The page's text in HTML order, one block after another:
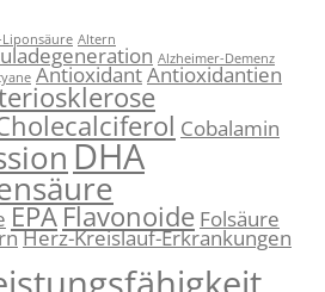
Altern
Alzheimer-Demenz
AntioxidantAntioxidantien
Cobalamin
DHA
EPAFlavonoide Folsäure
Herz-Kreislauf-Erkrankungen